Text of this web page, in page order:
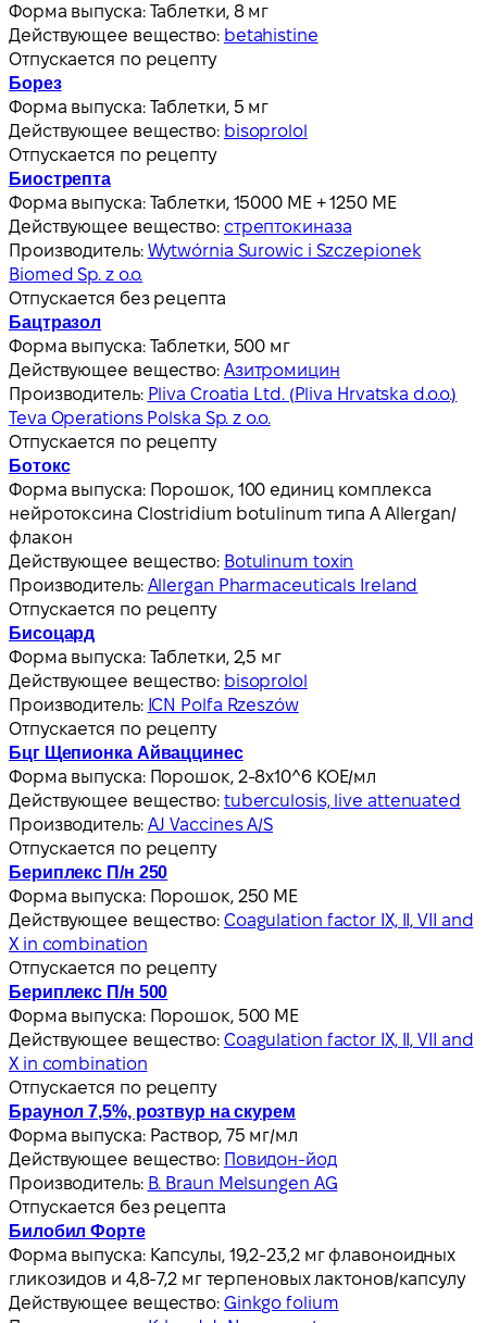
Форма выпуска: Таблетки, 8 мг
Действующее вещество: betahistine
Отпускается по рецепту
Борез
Форма выпуска: Таблетки, 5 мг
Действующее вещество: bisoprolol
Отпускается по рецепту
Биострепта
Форма выпуска: Таблетки, 15000 МЕ + 1250 МЕ
Действующее вещество: стрептокиназа
Производитель: Wytwórnia Surowic i Szczepionek
Biomed Sp. z o.o.
Отпускается без рецепта
Бацтразол
Форма выпуска: Таблетки, 500 мг
Действующее вещество: Азитромицин
Производитель: Pliva Croatia Ltd. (Pliva Hrvatska d.o.o.)
Teva Operations Polska Sp. z o.o.
Отпускается по рецепту
Ботокс
Форма выпуска: Порошок, 100 единиц комплекса
нейротоксина Clostridium botulinum типа A Allergan/
флакон
Действующее вещество: Botulinum toxin
Производитель: Allergan Pharmaceuticals Ireland
Отпускается по рецепту
Бисоцард
Форма выпуска: Таблетки, 2,5 мг
Действующее вещество: bisoprolol
Производитель: ICN Polfa Rzeszów
Отпускается по рецепту
Бцг Щепионка Айваццинес
Форма выпуска: Порошок, 2-8x10^6 КОЕ/мл
Действующее вещество: tuberculosis, live attenuated
Производитель: AJ Vaccines A/S
Отпускается по рецепту
Бериплекс П/н 250
Форма выпуска: Порошок, 250 МЕ
Действующее вещество: Coagulation factor IX, II, VII and
X in combination
Отпускается по рецепту
Бериплекс П/н 500
Форма выпуска: Порошок, 500 МЕ
Действующее вещество: Coagulation factor IX, II, VII and
X in combination
Отпускается по рецепту
Браунол 7,5%, розтвур на скурем
Форма выпуска: Раствор, 75 мг/мл
Действующее вещество: Повидон-йод
Производитель: B. Braun Melsungen AG
Отпускается без рецепта
Билобил Форте
Форма выпуска: Капсулы, 19,2-23,2 мг флавоноидных
гликозидов и 4,8-7,2 мг терпеновых лактонов/капсулу
Действующее вещество: Ginkgo folium